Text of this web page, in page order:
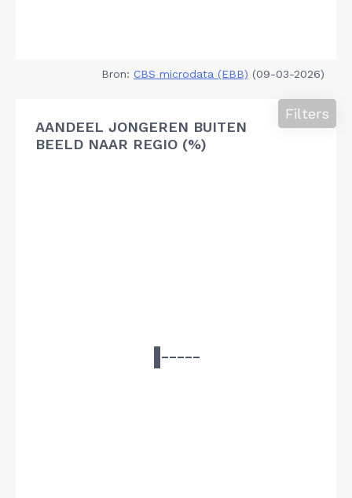
Bron: CBS microdata (EBB) (09-03-2026)
AANDEEL JONGEREN BUITEN
BEELD NAAR REGIO (%)
Filters